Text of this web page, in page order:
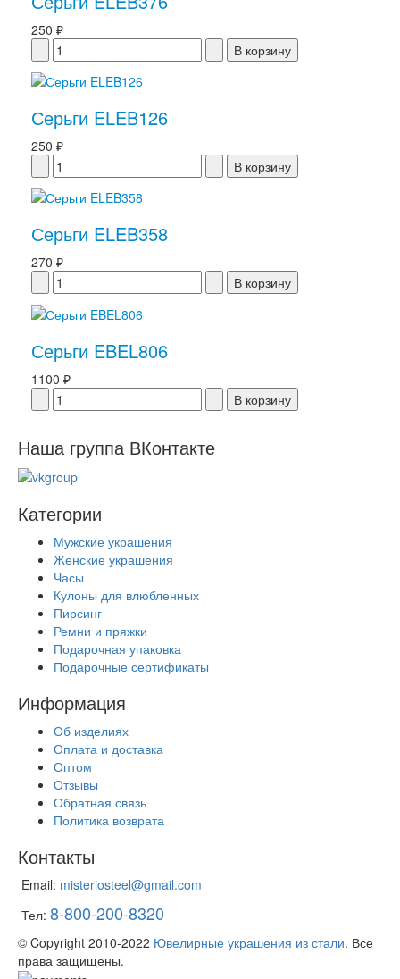
250 ₽
Серьги ELEB126
250 ₽
Серьги ELEB358
270 ₽
Серьги EBEL806
1100 ₽
Наша группа ВКонтакте
Категории
Мужские украшения
Женские украшения
Часы
Кулоны для влюбленных
Пирсинг
Ремни и пряжки
Подарочная упаковка
Подарочные сертификаты
Информация
Об изделиях
Оплата и доставка
Оптом
Отзывы
Обратная связь
Политика возврата
Контакты
Email: misteriosteel@gmail.com
Тел: 8-800-200-8320
© Copyright 2010-2022 Ювелирные украшения из стали. Все
права защищены.